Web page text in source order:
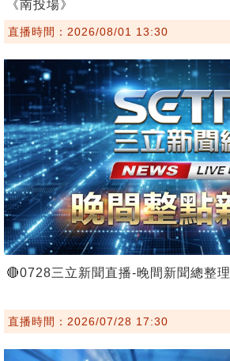
《南投場》
直播時間：2026/08/01 13:30
🔴0728三立新聞直播-晚間新聞總整理
直播時間：2026/07/28 17:30